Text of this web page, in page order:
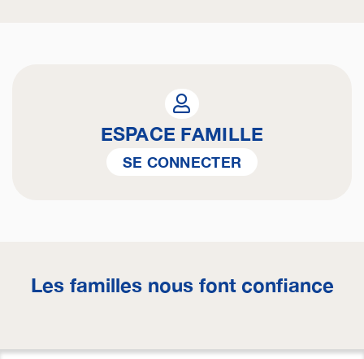
ESPACE FAMILLE
SE CONNECTER
Les familles nous font confiance